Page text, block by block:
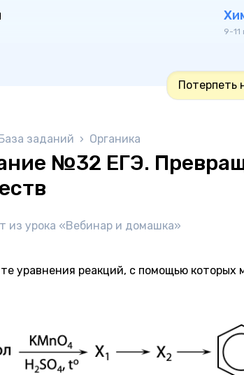
9-11
Потерпеть
заданий › Органика
№32 ЕГЭ.
из урока «Вебинар и домашка»
уравнения реакций, с помощью